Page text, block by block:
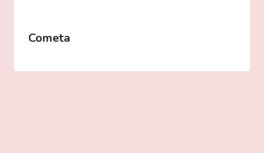
Cometa